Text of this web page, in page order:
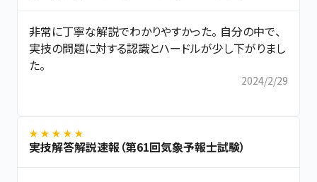
非常に丁寧な解説でわかりやすかった。 自分の中で、
実技の問題に対する認識とハードルが少し下がりまし
た。
2024/2/29
★ ★ ★ ★ ★
実技解答解説速報（第61回気象予報士試験）